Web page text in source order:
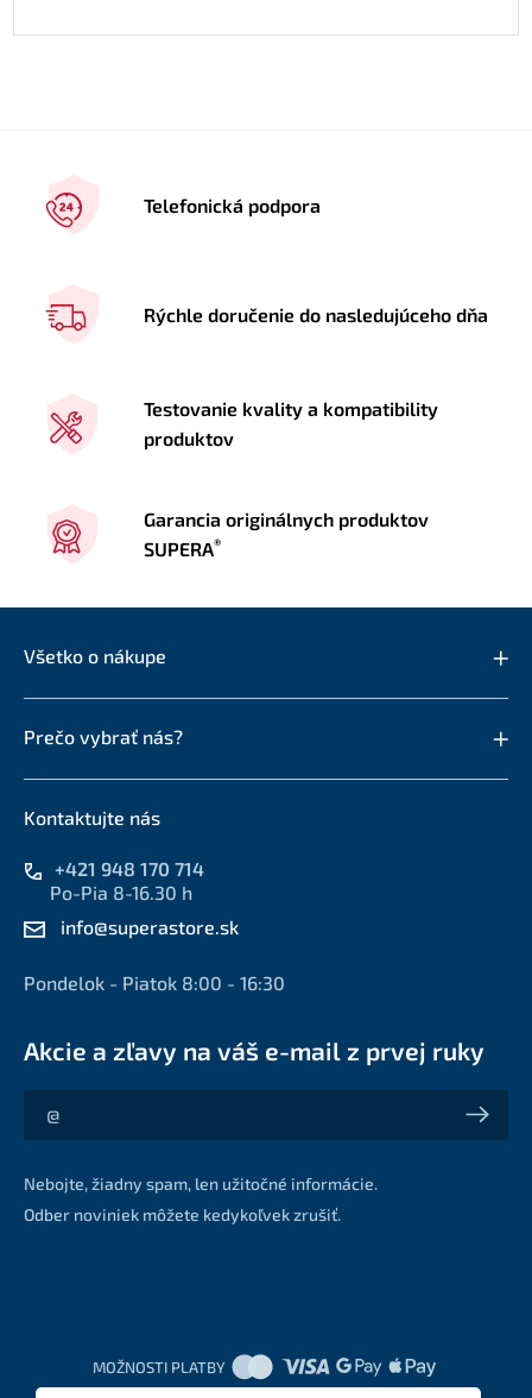
Telefonická podpora
Rýchle doručenie do nasledujúceho dňa
Testovanie kvality a kompatibility
produktov
Garancia originálnych produktov
SUPERA®
Všetko o nákupe
Prečo vybrať nás?
Kontaktujte nás
+421 948 170 714
Po-Pia 8-16.30 h
info@superastore.sk
Pondelok - Piatok 8:00 - 16:30
Akcie a zľavy na váš e-mail z prvej ruky
Akcie a zľavy na váš e-mail z prvej ruky
Nebojte, žiadny spam, len užitočné informácie.
Odber noviniek môžete kedykoľvek zrušiť.
MOŽNOSTI PLATBY